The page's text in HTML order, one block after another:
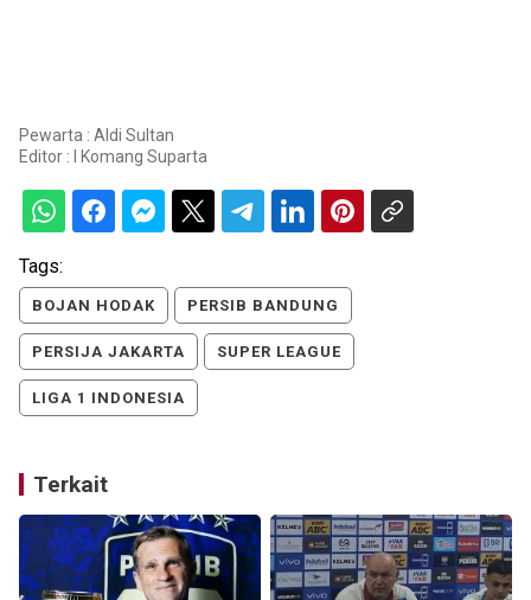
Pewarta : Aldi Sultan
Editor :
I Komang Suparta
Tags:
BOJAN HODAK PERSIB BANDUNG
PERSIJA JAKARTA SUPER LEAGUE
LIGA 1 INDONESIA
Terkait